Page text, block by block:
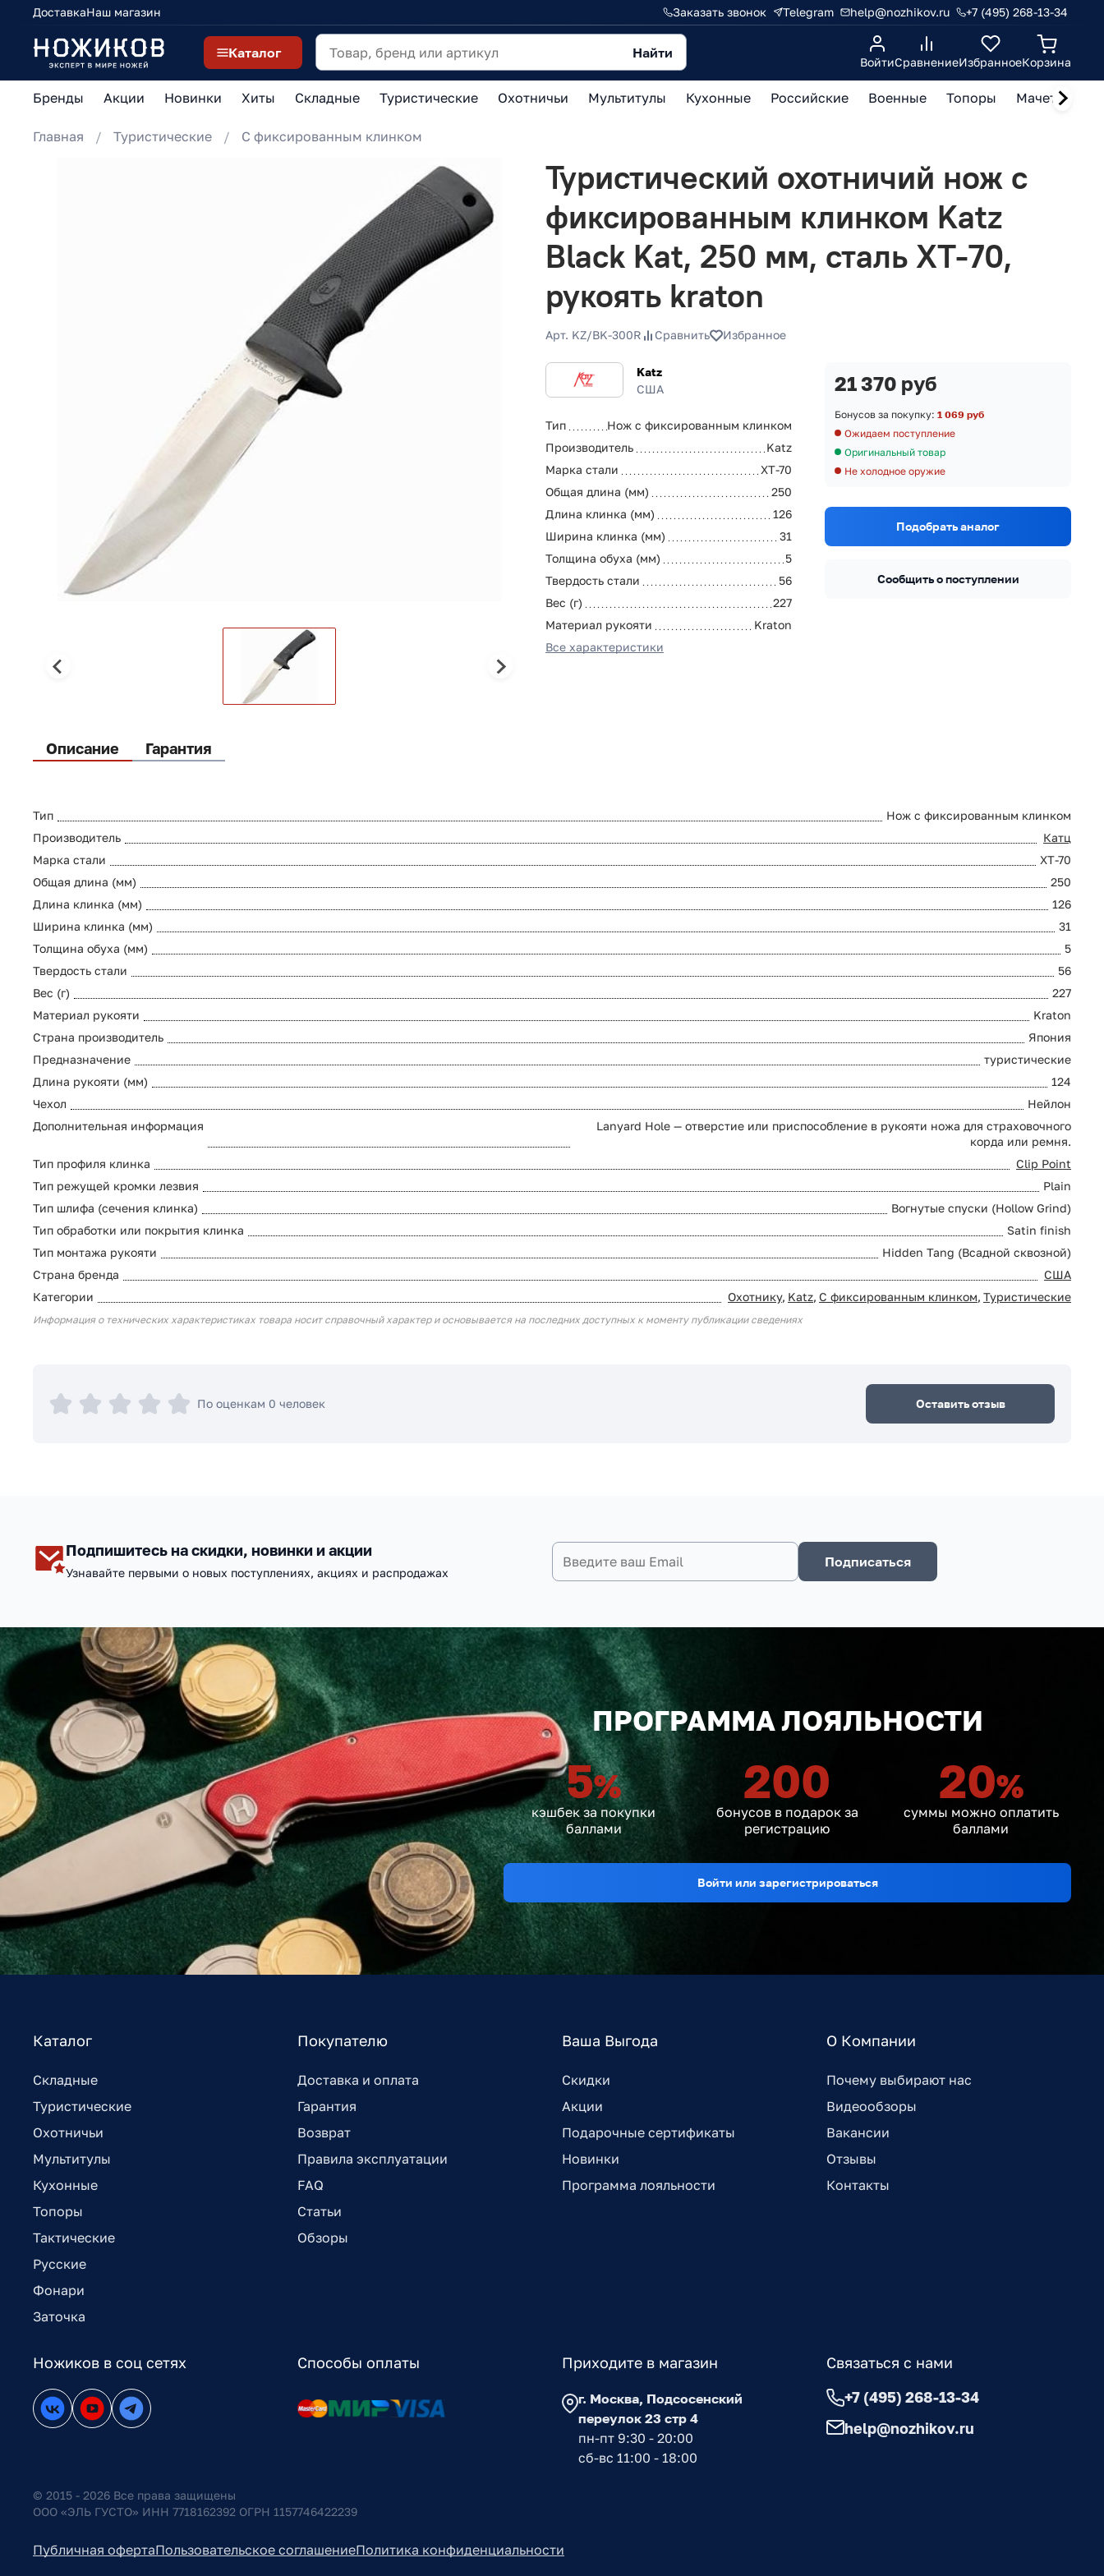
ДоставкаНаш магазин Заказать звонок Telegram help@nozhikov.ru +7 (495) 268-13-34
Каталог Найти
ВойтиСравнениеИзбранноеКорзина
Бренды Акции Новинки Хиты Складные Туристические Охотничьи Мультитулы Кухонные Российские Военные Топоры Мачете,
Главная Туристические С фиксированным клинком
Туристический охотничий нож с
фиксированным клинком Katz
Black Kat, 250 мм, сталь XT-70,
рукоять kraton
Арт. KZ/BK-300R Сравнить Избранное
Katz
США
Тип
Нож с фиксированным клинком
Производитель
Katz
Марка стали
XT-70
Общая длина (мм)
250
Длина клинка (мм)
126
Ширина клинка (мм)
31
Толщина обуха (мм)
5
Твердость стали
56
Вес (г)
227
Материал рукояти
Kraton
Все характеристики
21 370 руб
Бонусов за покупку: 1 069 руб
Ожидаем поступление
Оригинальный товар
Не холодное оружие
Подобрать аналог
Сообщить о поступлении
Описание Гарантия
Тип
Нож с фиксированным клинком
Производитель
Катц
Марка стали
XT-70
Общая длина (мм)
250
Длина клинка (мм)
126
Ширина клинка (мм)
31
Толщина обуха (мм)
5
Твердость стали
56
Вес (г)
227
Материал рукояти
Kraton
Страна производитель
Япония
Предназначение
туристические
Длина рукояти (мм)
124
Чехол
Нейлон
Дополнительная информация
Lanyard Hole — отверстие или приспособление в рукояти ножа для страховочного
корда или ремня.
Тип профиля клинка
Clip Point
Тип режущей кромки лезвия
Plain
Тип шлифа (сечения клинка)
Вогнутые спуски (Hollow Grind)
Тип обработки или покрытия клинка
Satin finish
Тип монтажа рукояти
Hidden Tang (Всадной сквозной)
Страна бренда
США
Категории
Охотнику, Katz, С фиксированным клинком, Туристические
Информация о технических характеристиках товара носит справочный характер и основывается на последних доступных к моменту публикации сведениях
По оценкам 0 человек Оставить отзыв
Подпишитесь на скидки, новинки и акции
Узнавайте первыми о новых поступлениях, акциях и распродажах
Подписаться
ПРОГРАММА ЛОЯЛЬНОСТИ
5%
кэшбек за покупки
баллами
200
бонусов в подарок за
регистрацию
20%
суммы можно оплатить
баллами
Войти или зарегистрироваться
Каталог
Складные
Туристические
Охотничьи
Мультитулы
Кухонные
Топоры
Тактические
Русские
Фонари
Заточка
Покупателю
Доставка и оплата
Гарантия
Возврат
Правила эксплуатации
FAQ
Статьи
Обзоры
Ваша Выгода
Скидки
Акции
Подарочные сертификаты
Новинки
Программа лояльности
О Компании
Почему выбирают нас
Видеообзоры
Вакансии
Отзывы
Контакты
Ножиков в соц сетях Способы оплаты Приходите в магазин
г. Москва, Подсосенский
переулок 23 стр 4
пн-пт 9:30 - 20:00
сб-вс 11:00 - 18:00
Связаться с нами
+7 (495) 268-13-34
help@nozhikov.ru
© 2015 - 2026 Все права защищены
ООО «ЭЛЬ ГУСТО» ИНН 7718162392 ОГРН 1157746422239
Публичная офертаПользовательское соглашениеПолитика конфиденциальности